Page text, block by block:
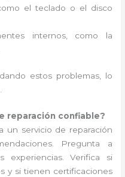
el teclado o el disco
internos, como la
estos problemas, lo
reparación confiable?
un servicio de reparación
Pregunta a
experiencias. Verifica si
y si tienen certificaciones